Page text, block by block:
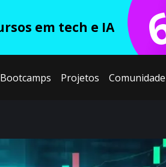
em tech e IA
Bootcamps Projetos Comunidade